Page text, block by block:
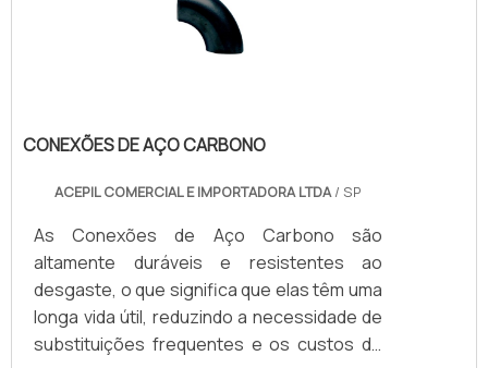
CONEXÕES DE AÇO CARBONO
ACEPIL COMERCIAL E IMPORTADORA LTDA/ SP
As Conexões de Aço Carbono são
altamente duráveis e resistentes ao
desgaste, o que significa que elas têm uma
longa vida útil, reduzindo a necessidade de
substituições frequentes e os custos de